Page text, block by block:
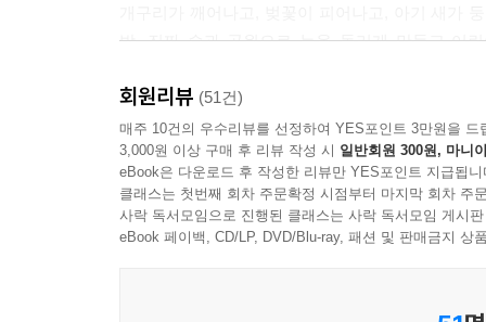
밖, 진짜 숲과 공원으로 눈을 돌리게 만들고 어
회원리뷰 (51건)
매주 10건의 우수리뷰를 선정하여 YES포인트 3만원을 드
3,000원 이상 구매 후 리뷰 작성 시 일반회원 300원, 마니
eBook은 다운로드 후 작성한 리뷰만 YES포인트 지급됩니
클래스는 첫번째 회차 주문확정 시점부터 마지막 회차 주
사락 독서모임으로 진행된 클래스는 사락 독서모임 게시
eBook 페이백, CD/LP, DVD/Blu-ray, 패션 및 판매금지 상